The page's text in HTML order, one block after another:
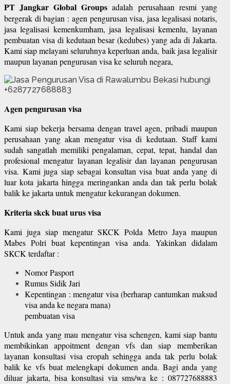
PT Jangkar Global Groups adalah perusahaan resmi yang
bergerak di bagian : agen pengurusan visa, jasa legalisasi notaris,
jasa legalisasi kemenkumham, jasa legalisasi kemenlu, layanan
pembuatan visa di kedutaan besar (kedubes) yang ada di Jakarta.
Kami siap melayani seluruhnya keperluan anda, baik jasa legalisir
maupun layanan pengurusan visa ke seluruh negara,
Agen pengurusan visa
Kami siap bekerja bersama dengan travel agen, pribadi maupun
perusahaan yang akan mengatur visa di kedutaan. Staff kami
sudah sangatlah memiliki pengalaman, cepat, tepat, handal dan
profesional mengatur layanan legalisir dan layanan pengurusan
visa. Kami juga siap sebagai konsultan visa buat anda yang di
luar kota jakarta hingga meringankan anda dan tak perlu bolak
balik ke jakarta untuk mengatur kekurangan dokumen.
Kriteria skck buat urus visa
Kami juga siap mengatur SKCK Polda Metro Jaya maupun
Mabes Polri buat kepentingan visa anda. Yakinkan didalam
SKCK terdaftar :
Nomor Pasport
Rumus Sidik Jari
Kepentingan : mengatur visa (berharap cantumkan maksud
visa anda ke negara mana)
pembuatan visa
Untuk anda yang mau mengatur visa schengen, kami siap bantu
membikinkan appoitment dengan vfs dan siap memberikan
layanan konsultasi visa eropah sehingga anda tak perlu bolak
balik ke vfs buat melengkapi dokumen anda. Bagi anda yang
diluar jakarta, bisa konsultasi via sms/wa ke : 087727688883